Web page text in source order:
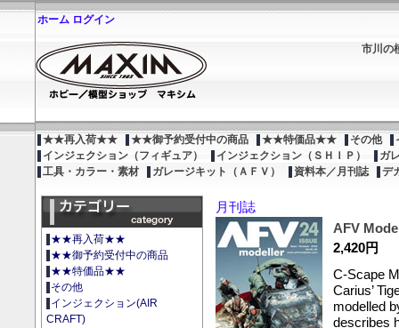
ホーム ログイン
市川の
★★再入荷★★ ★★御予約受付中の商品 ★★特価品★★ その他
インジェクション（フィギュア）
インジェクション（ＳＨＩＰ）
ガ
工具・カラー・素材
ガレージキット（ＡＦＶ） 資料本／月刊誌 デ
★★再入荷★★
★★御予約受付中の商品
★★特価品★★
その他
インジェクション(AIR
CRAFT)
月刊誌
AFV
2,420円
C-Scape
Carius’
modelled
describes